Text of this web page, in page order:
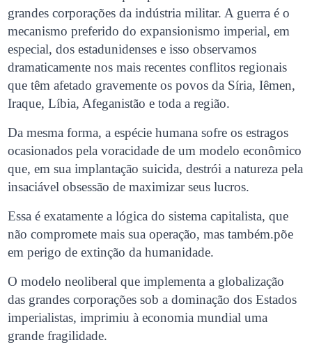
grandes corporações da indústria militar. A guerra é o
mecanismo preferido do expansionismo imperial, em
especial, dos estadunidenses e isso observamos
dramaticamente nos mais recentes conflitos regionais
que têm afetado gravemente os povos da Síria, Iêmen,
Iraque, Líbia, Afeganistão e toda a região.
Da mesma forma, a espécie humana sofre os estragos
ocasionados pela voracidade de um modelo econômico
que, em sua implantação suicida, destrói a natureza pela
insaciável obsessão de maximizar seus lucros.
Essa é exatamente a lógica do sistema capitalista, que
não compromete mais sua operação, mas também.põe
em perigo de extinção da humanidade.
O modelo neoliberal que implementa a globalização
das grandes corporações sob a dominação dos Estados
imperialistas, imprimiu à economia mundial uma
grande fragilidade.